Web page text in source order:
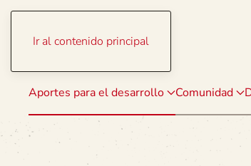
Ir al contenido principal
Aportes para el desarrollo Comunidad